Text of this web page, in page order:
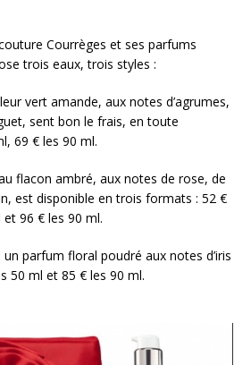
Courrèges et ses parfums
trois eaux, trois styles :
vert amande, aux notes d’agrumes,
sent bon le frais, en toute
69 € les 90 ml.
flacon ambré, aux notes de rose, de
est disponible en trois formats : 52 €
96 € les 90 ml.
parfum floral poudré aux notes d’iris
50 ml et 85 € les 90 ml.